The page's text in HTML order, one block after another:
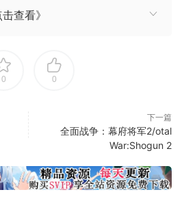
形系统、增强的天气效果等将帮助
多人游戏中与其他玩家发动战争。
以探索的全新领土、可以指挥的部
面战争游戏制作的内容最丰富的扩
集中在不列颠群岛、条顿北欧、中
《全面战争：中世纪 II》中，你只看
查看》
0 0
下一篇
全面战争：幕府将军2/otal
War:Shogun 2